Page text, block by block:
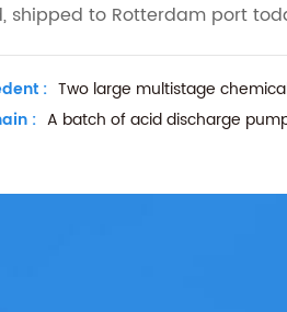
shipped to Rotterdam port
: Two large multistage
: A batch of acid discharge